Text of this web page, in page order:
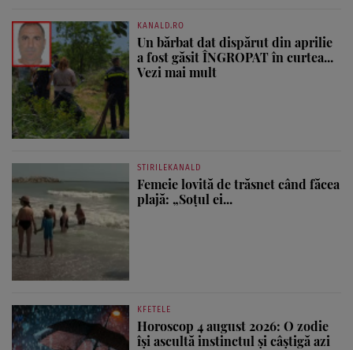
KANALD.RO
Un bărbat dat dispărut din aprilie
a fost găsit ÎNGROPAT în curtea...
Vezi mai mult
STIRILEKANALD
Femeie lovită de trăsnet când făcea
plajă: „Soțul ei...
KFETELE
Horoscop 4 august 2026: O zodie
își ascultă instinctul și câștigă azi